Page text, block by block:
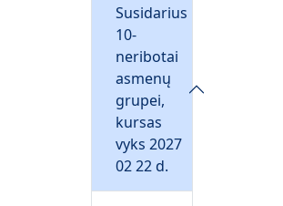
Susidarius
10-
neribotai
asmenų
grupei,
kursas
vyks 2027
02 22 d.